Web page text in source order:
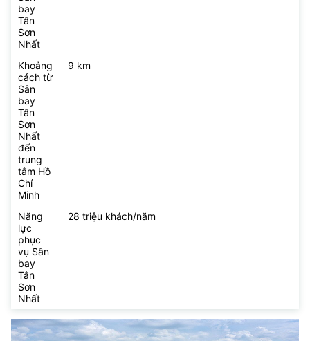
bay
Tân
Sơn
Nhất
Khoảng
cách từ
Sân
bay
Tân
Sơn
Nhất
đến
trung
tâm Hồ
Chí
Minh
9 km
Năng
lực
phục
vụ Sân
bay
Tân
Sơn
Nhất
28 triệu khách/năm